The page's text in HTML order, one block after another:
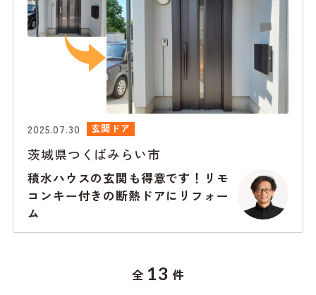
2025.07.30 玄関ドア
茨城県つくばみらい市
積水ハウスの玄関も得意です！リモ
コンキー付きの断熱ドアにリフォー
ム
全 13 件